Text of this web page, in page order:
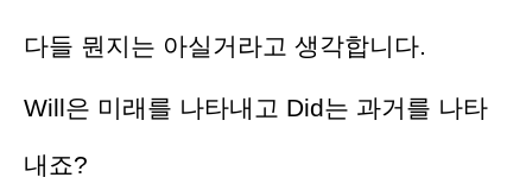
다들 뭔지는 아실거라고 생각합니다.
Will은 미래를 나타내고 Did는 과거를 나타
내죠?